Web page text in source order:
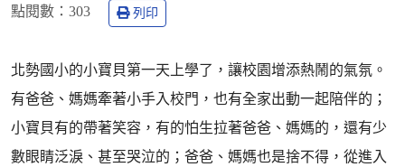
點閱數： 303 列印
北勢國小的小寶貝第一天上學了，讓校園增添熱鬧的氣氛。
有爸爸、媽媽牽著小手入校門，也有全家出動一起陪伴的；
小寶貝有的帶著笑容，有的怕生拉著爸爸、媽媽的，還有少
數眼睛泛淚、甚至哭泣的；爸爸、媽媽也是捨不得，從進入